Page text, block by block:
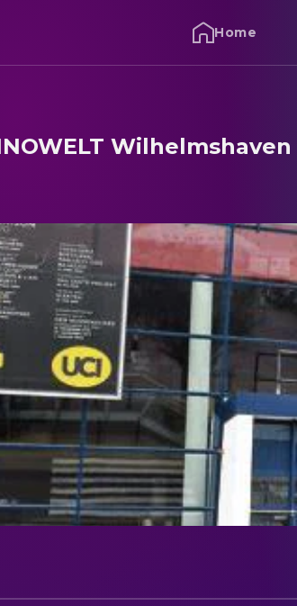
Home
Wilhelmshaven